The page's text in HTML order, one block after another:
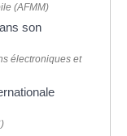
(AFMM)
son
électroniques et